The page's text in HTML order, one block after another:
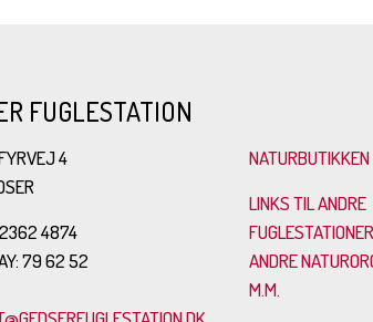
FUGLESTATION
4
4874
79 62 52
NATURBUTIKKEN
LINKS TIL ANDRE
ANDRE
M.M.